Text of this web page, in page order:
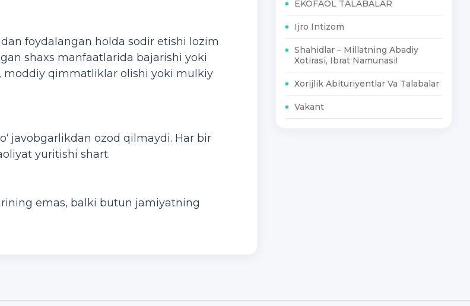
foydalangan holda sodir etishi lozim
shaxs manfaatlarida bajarishi yoki
moddiy qimmatliklar olishi yoki mulkiy
javobgarlikdan ozod qilmaydi. Har bir
yuritishi shart.
emas, balki butun jamiyatning
EKOFAOL TALABALAR
Ijro Intizom
Shahidlar – Millatning Abadiy
Xotirasi, Ibrat Namunasi!
Xorijlik Abituriyentlar Va Talabalar
Vakant